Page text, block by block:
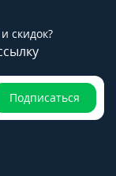
скидок?
Подписаться